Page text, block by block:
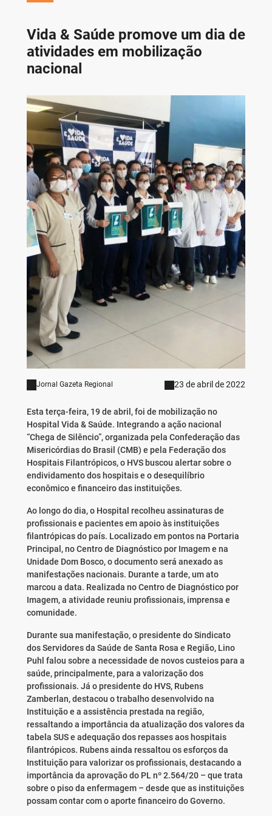
Vida & Saúde promove um dia de
atividades em mobilização
nacional
Jornal Gazeta Regional 23 de abril de 2022
Esta terça-feira, 19 de abril, foi de mobilização no
Hospital Vida & Saúde. Integrando a ação nacional
“Chega de Silêncio”, organizada pela Confederação das
Misericórdias do Brasil (CMB) e pela Federação dos
Hospitais Filantrópicos, o HVS buscou alertar sobre o
endividamento dos hospitais e o desequilíbrio
econômico e financeiro das instituições.
Ao longo do dia, o Hospital recolheu assinaturas de
profissionais e pacientes em apoio às instituições
filantrópicas do país. Localizado em pontos na Portaria
Principal, no Centro de Diagnóstico por Imagem e na
Unidade Dom Bosco, o documento será anexado as
manifestações nacionais. Durante a tarde, um ato
marcou a data. Realizada no Centro de Diagnóstico por
Imagem, a atividade reuniu profissionais, imprensa e
comunidade.
Durante sua manifestação, o presidente do Sindicato
dos Servidores da Saúde de Santa Rosa e Região, Lino
Puhl falou sobre a necessidade de novos custeios para a
saúde, principalmente, para a valorização dos
profissionais. Já o presidente do HVS, Rubens
Zamberlan, destacou o trabalho desenvolvido na
Instituição e a assistência prestada na região,
ressaltando a importância da atualização dos valores da
tabela SUS e adequação dos repasses aos hospitais
filantrópicos. Rubens ainda ressaltou os esforços da
Instituição para valorizar os profissionais, destacando a
importância da aprovação do PL nº 2.564/20 – que trata
sobre o piso da enfermagem – desde que as instituições
possam contar com o aporte financeiro do Governo.